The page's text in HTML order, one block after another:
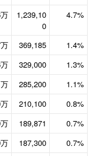
1,239,10
0
4.7%
369,185
1.4%
329,000
1.3%
285,200
1.1%
210,100
0.8%
189,871
0.7%
187,300
0.7%